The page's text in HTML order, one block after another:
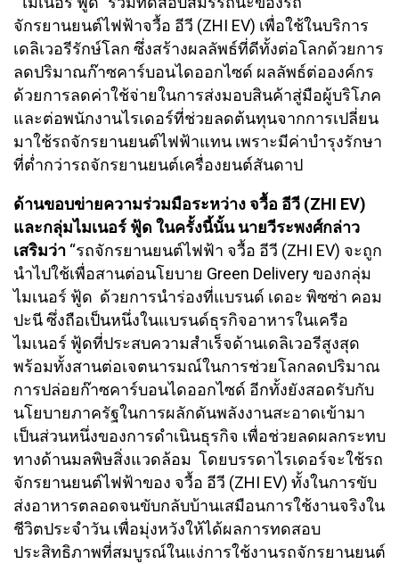
จักรยานยนต์ไฟฟ้าจวื้อ อีวี (ZHI EV) เพื่อใช้ในบริการ
เดลิเวอรีรักษ์โลก ซึ่งสร้างผลลัพธ์ที่ดีทั้งต่อโลกด้วยการ
ลดปริมาณก๊าซคาร์บอนไดออกไซด์ ผลลัพธ์ต่อองค์กร
ด้วยการลดค่าใช้จ่ายในการส่งมอบสินค้าสู่มือผู้บริโภค
และต่อพนักงานไรเดอร์ที่ช่วยลดต้นทุนจากการเปลี่ยน
มาใช้รถจักรยานยนต์ไฟฟ้าแทน เพราะมีค่าบำรุงรักษา
ที่ต่ำกว่ารถจักรยานยนต์เครื่องยนต์สันดาป
ด้านขอบข่ายความร่วมมือระหว่าง จวื้อ อีวี (ZHI EV)
และกลุ่มไมเนอร์ ฟู้ด ในครั้งนี้นั้น นายวีระพงศ์กล่าว
เสริมว่า “รถจักรยานยนต์ไฟฟ้า จวื้อ อีวี (ZHI EV) จะถูก
นำไปใช้เพื่อสานต่อนโยบาย Green Delivery ของกลุ่ม
ไมเนอร์ ฟู้ด ด้วยการนำร่องที่แบรนด์ เดอะ พิซซ่า คอม
ปะนี ซึ่งถือเป็นหนึ่งในแบรนด์ธุรกิจอาหารในเครือ
ไมเนอร์ ฟู้ดที่ประสบความสำเร็จด้านเดลิเวอรีสูงสุด
พร้อมทั้งสานต่อเจตนารมณ์ในการช่วยโลกลดปริมาณ
การปล่อยก๊าซคาร์บอนไดออกไซด์ อีกทั้งยังสอดรับกับ
นโยบายภาครัฐในการผลักดันพลังงานสะอาดเข้ามา
เป็นส่วนหนึ่งของการดำเนินธุรกิจ เพื่อช่วยลดผลกระทบ
ทางด้านมลพิษสิ่งแวดล้อม โดยบรรดาไรเดอร์จะใช้รถ
จักรยานยนต์ไฟฟ้าของ จวื้อ อีวี (ZHI EV) ทั้งในการขับ
ส่งอาหารตลอดจนขับกลับบ้านเสมือนการใช้งานจริงใน
ชีวิตประจำวัน เพื่อมุ่งหวังให้ได้ผลการทดสอบ
ประสิทธิภาพที่สมบูรณ์ในแง่การใช้งานรถจักรยานยนต์